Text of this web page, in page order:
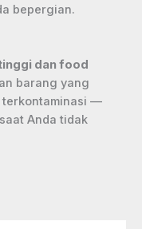
bepergian.
dan food
barang yang
terkontaminasi —
Anda tidak